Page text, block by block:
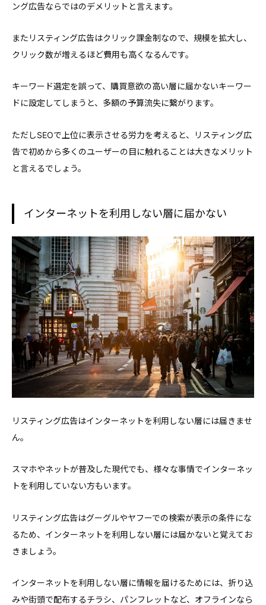
ング広告ならではのデメリットと言えます。
またリスティング広告はクリック課金制なので、規模を拡大し、
クリック数が増えるほど費用も高くなるんです。
キーワード選定を誤って、購買意欲の高い層に届かないキーワー
ドに設定してしまうと、多額の予算流失に繋がります。
ただしSEOで上位に表示させる労力を考えると、リスティング広
告で初めから多くのユーザーの目に触れることは大きなメリット
と言えるでしょう。
インターネットを利用しない層に届かない
リスティング広告はインターネットを利用しない層には届きませ
ん。
スマホやネットが普及した現代でも、様々な事情でインターネッ
トを利用していない方もいます。
リスティング広告はグーグルやヤフーでの検索が表示の条件にな
るため、インターネットを利用しない層には届かないと覚えてお
きましょう。
インターネットを利用しない層に情報を届けるためには、折り込
みや街頭で配布するチラシ、パンフレットなど、オフラインなら